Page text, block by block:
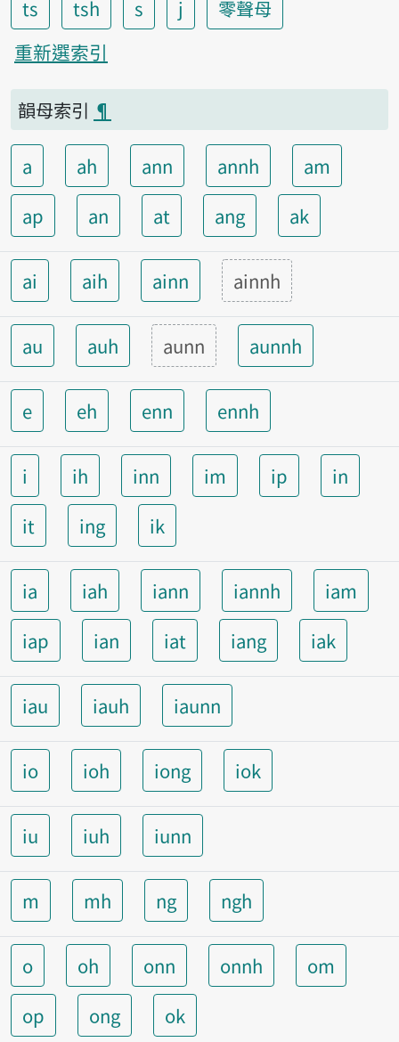
ts
tsh s j
零聲母
重新選索引
韻母索引 ¶
a ah ann annh
am
ap
an at ang ak
ai aih ainn ainnh
au auh aunn aunnh
e eh enn ennh
i ih inn im ip
in
it
ing ik
ia iah iann iannh
iam
iap
ian iat iang iak
iau iauh iaunn
io ioh iong iok
iu iuh iunn
m mh ng ngh
o oh onn onnh
om
op
ong ok